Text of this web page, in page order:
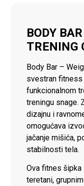
BODY
TRENING
Body Bar –
svestran
funkcionalnom
treningu snage.
dizajnu i
omogućava
jačanje mišića,
stabilnosti tela.
Ova fitnes šipka
teretani,